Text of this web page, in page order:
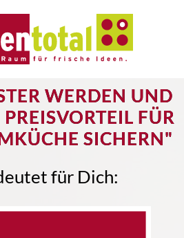
WERDEN UND
FÜR
SICHERN"
für Dich: